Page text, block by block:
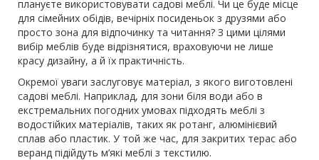
плануєте використовувати садові меблі. Чи це буде місце
для сімейних обідів, вечірніх посиденьок з друзями або
просто зона для відпочинку та читання? З цими цілями
вибір меблів буде відрізнятися, враховуючи не лише
красу дизайну, а й їх практичність.
Окремої уваги заслуговує матеріал, з якого виготовлені
садові меблі. Наприклад, для зони біля води або в
екстремальних погодних умовах підходять меблі з
водостійких матеріалів, таких як ротанг, алюмінієвий
сплав або пластик. У той же час, для закритих терас або
веранд підійдуть м’які меблі з текстилю.